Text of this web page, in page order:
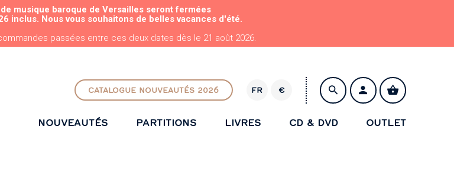
AU CONTENU PRINCIPAL
musique baroque de Versailles seront fermées
inclus. Nous vous souhaitons de belles vacances d'été.
passées entre ces deux dates dès le 21 août 2026.
CATALOGUE NOUVEAUTÉS 2026 FR
R
€
NOUVEAUTÉS PARTITIONS LIVRES CD & DVD OUTLET